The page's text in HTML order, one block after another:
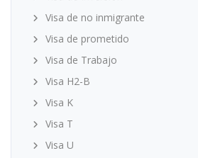
Visa de no inmigrante
Visa de prometido
Visa de Trabajo
Visa H2-B
Visa K
Visa T
Visa U